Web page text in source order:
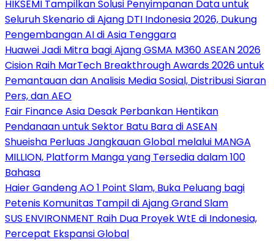
HIKSEMI Tampilkan Solusi Penyimpanan Data untuk
Seluruh Skenario di Ajang DTI Indonesia 2026, Dukung
Pengembangan AI di Asia Tenggara
Huawei Jadi Mitra bagi Ajang GSMA M360 ASEAN 2026
Cision Raih MarTech Breakthrough Awards 2026 untuk
Pemantauan dan Analisis Media Sosial, Distribusi Siaran
Pers, dan AEO
Fair Finance Asia Desak Perbankan Hentikan
Pendanaan untuk Sektor Batu Bara di ASEAN
Shueisha Perluas Jangkauan Global melalui MANGA
MILLION, Platform Manga yang Tersedia dalam 100
Bahasa
Haier Gandeng AO 1 Point Slam, Buka Peluang bagi
Petenis Komunitas Tampil di Ajang Grand Slam
SUS ENVIRONMENT Raih Dua Proyek WtE di Indonesia,
Percepat Ekspansi Global